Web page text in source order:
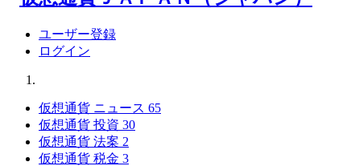
ユーザー登録
ログイン
仮想通貨 ニュース 65
仮想通貨 投資 30
仮想通貨 法案 2
仮想通貨 税金 3